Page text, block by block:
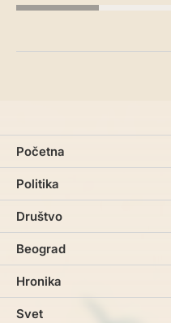
Početna
Politika
Društvo
Beograd
Hronika
Svet